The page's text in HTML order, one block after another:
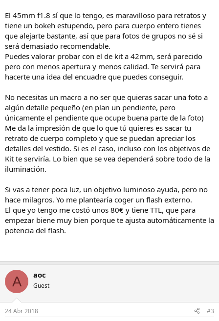
El 45mm f1.8 sí que lo tengo, es maravilloso para retratos y
tiene un bokeh estupendo, pero para cuerpo entero tienes
que alejarte bastante, así que para fotos de grupos no sé si
será demasiado recomendable.
Puedes valorar probar con el de kit a 42mm, será parecido
pero con menos apertura y menos calidad. Te servirá para
hacerte una idea del encuadre que puedes conseguir.
No necesitas un macro a no ser que quieras sacar una foto a
algún detalle pequeño (en plan un pendiente, pero
únicamente el pendiente que ocupe buena parte de la foto)
Me da la impresión de que lo que tú quieres es sacar tu
retrato de cuerpo completo y que se puedan apreciar los
detalles del vestido. Si es el caso, incluso con los objetivos de
Kit te serviría. Lo bien que se vea dependerá sobre todo de la
iluminación.
Si vas a tener poca luz, un objetivo luminoso ayuda, pero no
hace milagros. Yo me plantearía coger un flash externo.
El que yo tengo me costó unos 80€ y tiene TTL, que para
empezar biene muy bien porque te ajusta automáticamente la
potencia del flash.
A aoc
Guest
24 Abr 2018 #3